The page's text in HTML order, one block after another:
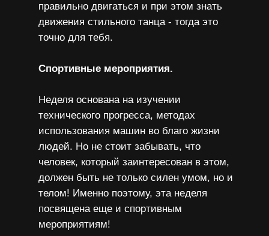
правильно двигаться и при этом знать
движения стильного танца - тогда это
точно для тебя.
Спортивные мероприятия.
Неделя основана на изучении
технического прогресса, методах
использования машин во благо жизни
людей. Но не стоит забывать, что
человек, который заинтересован в этом,
должен быть не только силен умом, но и
телом! Именно поэтому, эта неделя
посвящена еще и спортивным
мероприятиям!